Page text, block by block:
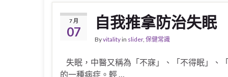
7 月
07
自我推拿防治失眠
Byvitalityin slider, 保健常識
失眠，中醫又稱為「不寐」、「不得眠」、
的一種病症。輕 …